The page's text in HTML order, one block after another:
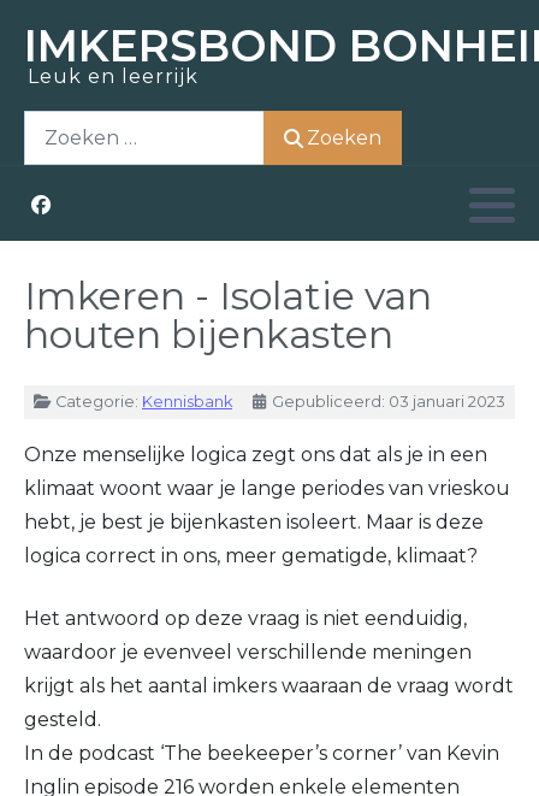
IMKERSBOND
Leuk en leerrijk
Zoeken
Imkeren - Isolatie van
houten bijenkasten
DetailsCategorie: Kennisbank Gepubliceerd: 03 januari 2023
Onze menselijke logica zegt ons dat als je in een
klimaat woont waar je lange periodes van vrieskou
hebt, je best je bijenkasten isoleert. Maar is deze
logica correct in ons, meer gematigde, klimaat?
Het antwoord op deze vraag is niet eenduidig,
waardoor je evenveel verschillende meningen
krijgt als het aantal imkers waaraan de vraag wordt
gesteld.
In de podcast ‘The beekeeper’s corner’ van Kevin
Inglin episode 216 worden enkele elementen
Honing kopen
Zwermen scheppen
Materiaal ontlenen
Lid worden
Raad van bestuur
Kerntaken
Vrijwilligers
Lid worden
Weetjes
Links